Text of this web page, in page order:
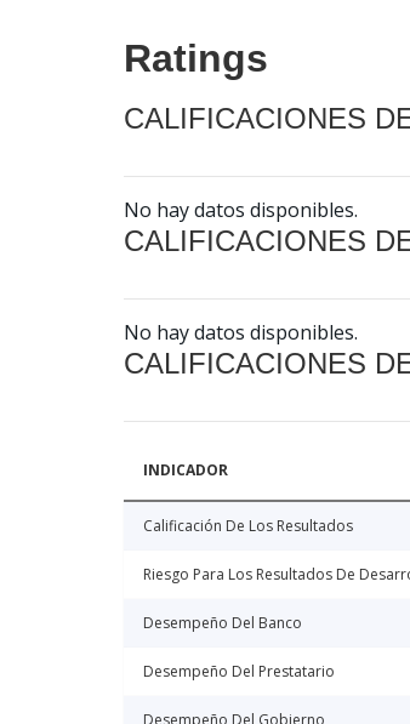
Ratings
CALIFICACIONES
No hay datos disponibles.
CALIFICACIONES
No hay datos disponibles.
CALIFICACIONES
INDICADOR
Calificación De Los Resultados
Riesgo Para Los Resultados De
Desempeño Del Banco
Desempeño Del Prestatario